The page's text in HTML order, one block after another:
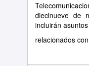
diecinueve de
incluirán asuntos
relacionados